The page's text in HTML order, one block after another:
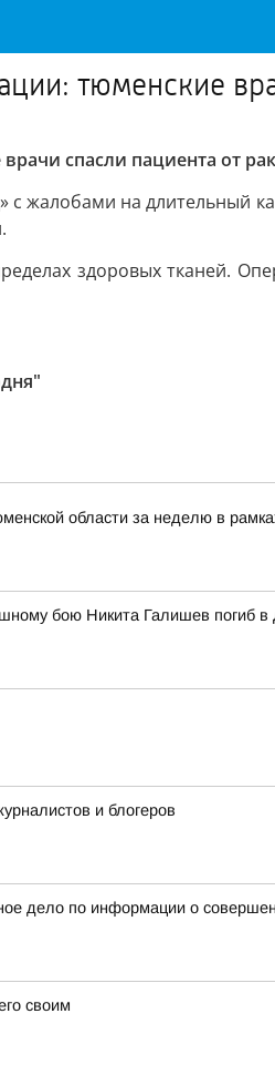
тюменские
спасли пациента от
жалобами на длительный
здоровых тканей.
области за неделю в
бою Никита Галишев погиб
и блогеров
дело по информации о
своим